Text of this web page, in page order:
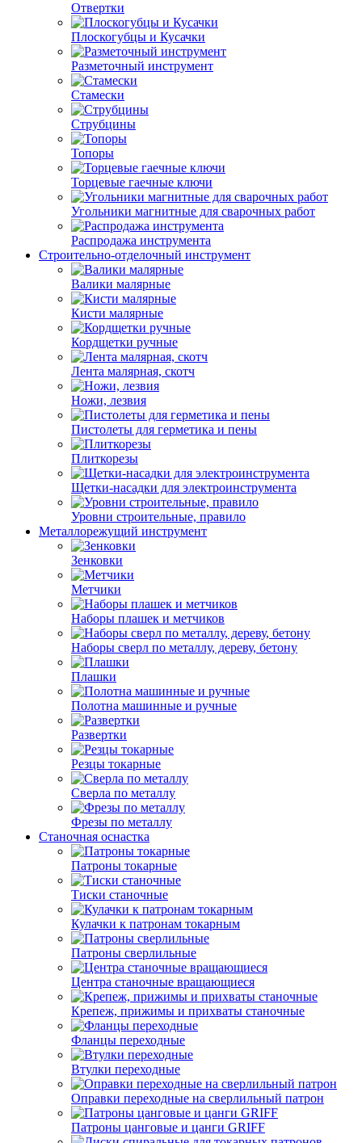
Отвертки
Плоскогубцы и Кусачки
Разметочный инструмент
Стамески
Струбцины
Топоры
Торцевые гаечные ключи
Угольники магнитные для сварочных работ
Распродажа инструмента
Строительно-отделочный инструмент
Валики малярные
Кисти малярные
Кордщетки ручные
Лента малярная, скотч
Ножи, лезвия
Пистолеты для герметика и пены
Плиткорезы
Щетки-насадки для электроинструмента
Уровни строительные, правило
Металлорежущий инструмент
Зенковки
Метчики
Наборы плашек и метчиков
Наборы сверл по металлу, дереву, бетону
Плашки
Полотна машинные и ручные
Развертки
Резцы токарные
Сверла по металлу
Фрезы по металлу
Станочная оснастка
Патроны токарные
Тиски станочные
Кулачки к патронам токарным
Патроны сверлильные
Центра станочные вращающиеся
Крепеж, прижимы и прихваты станочные
Фланцы переходные
Втулки переходные
Оправки переходные на сверлильный патрон
Патроны цанговые и цанги GRIFF